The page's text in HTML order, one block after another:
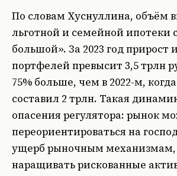
По словам Хуснуллина, объём
льготной и семейной ипотеки
большой». За 2023 год прирост
портфелей превысит 3,5 трлн
75% больше, чем в 2022-м,
составил 2 трлн. Такая
опасения регулятора: рынок
переориентироваться на
ущерб рыночным механизмам,
наращивать рискованные